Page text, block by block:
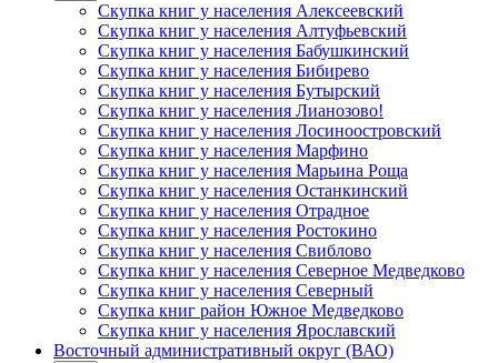
Скупка книг у населения Алексеевский
Скупка книг у населения Алтуфьевский
Скупка книг у населения Бабушкинский
Скупка книг у населения Бибирево
Скупка книг у населения Бутырский
Скупка книг у населения Лианозово!
Скупка книг у населения Лосиноостровский
Скупка книг у населения Марфино
Скупка книг у населения Марьина Роща
Скупка книг у населения Останкинский
Скупка книг у населения Отрадное
Скупка книг у населения Ростокино
Скупка книг у населения Свиблово
Скупка книг у населения Северное Медведково
Скупка книг у населения Северный
Скупка книг район Южное Медведково
Скупка книг у населения Ярославский
Восточный административный округ (ВАО)